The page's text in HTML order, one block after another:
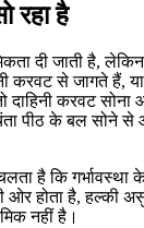
रहा है
दी जाती है,
करवट से जागते हैं,
दाहिनी करवट
पीठ के बल सोने से
है कि गर्भावस्था
ओर होता है, हल्की
नहीं है।